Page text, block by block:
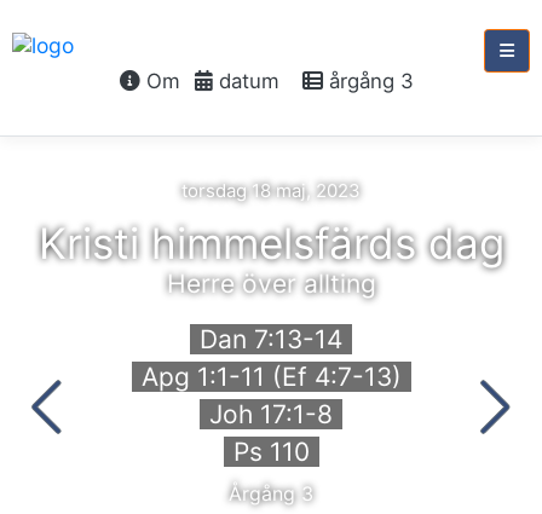
Om datum årgång 3
torsdag 18 maj, 2023
Kristi himmelsfärds dag
Herre över allting
Dan 7:13-14
Apg 1:1-11 (Ef 4:7-13)
Joh 17:1-8
Ps 110
Årgång 3